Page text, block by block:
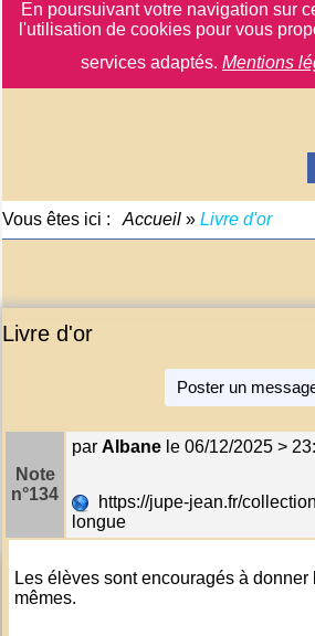
En poursuivant votre navigation sur
l'utilisation de cookies pour vous
services adaptés. Mentions
Vous êtes ici : Accueil»Livre d'or
Livre d'or
Poster un
Note
n°134
parAlbane le 06/12/2025 >
https://jupe-jean.fr/
longue
Les élèves sont encouragés à donner
mêmes.